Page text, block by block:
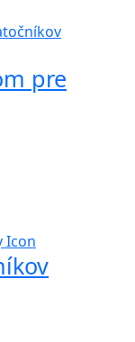
pre